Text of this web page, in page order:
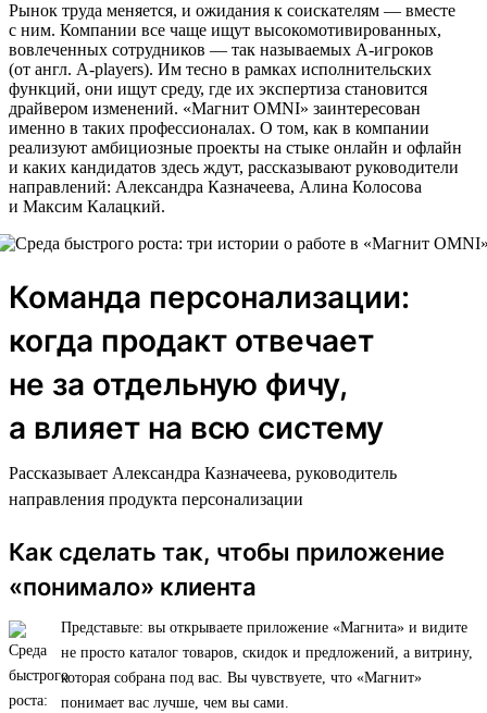
Рынок труда меняется, и ожидания к соискателям — вместе
с ним. Компании все чаще ищут высокомотивированных,
вовлеченных сотрудников — так называемых А-игроков
(от англ. A-players). Им тесно в рамках исполнительских
функций, они ищут среду, где их экспертиза становится
драйвером изменений. «Магнит OMNI» заинтересован
именно в таких профессионалах. О том, как в компании
реализуют амбициозные проекты на стыке онлайн и офлайн
и каких кандидатов здесь ждут, рассказывают руководители
направлений: Александра Казначеева, Алина Колосова
и Максим Калацкий.
Команда персонализации:
когда продакт отвечает
не за отдельную фичу,
а влияет на всю систему
Рассказывает Александра Казначеева, руководитель
направления продукта персонализации
Как сделать так, чтобы приложение
«понимало» клиента
Представьте: вы открываете приложение «Магнита» и видите
не просто каталог товаров, скидок и предложений, а витрину,
которая собрана под вас. Вы чувствуете, что «Магнит»
понимает вас лучше, чем вы сами.